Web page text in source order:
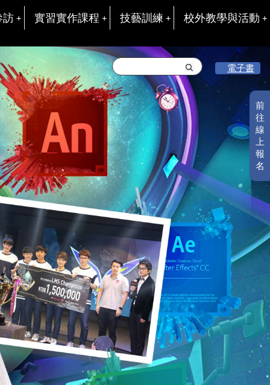
訪 實習實作課程 技藝訓練 校外教學與活動
前
往
線
上
報
名
電子書